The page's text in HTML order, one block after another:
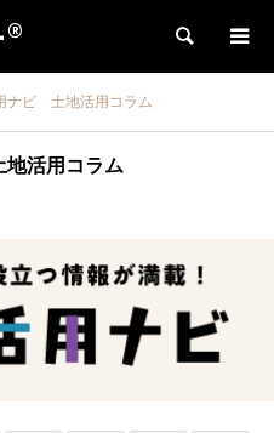
検索
ナビ 土地活用コラム
活用コラム